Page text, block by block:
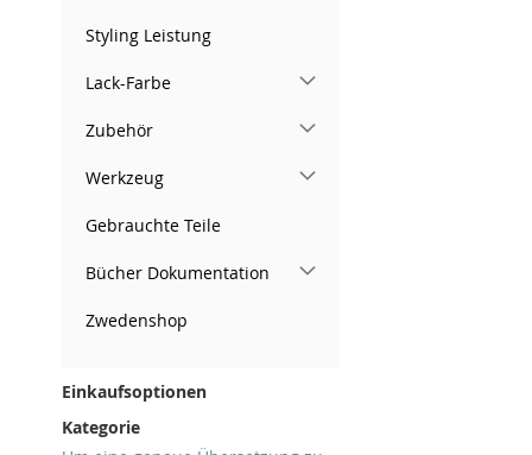
Styling Leistung
Lack-Farbe
Zubehör
Werkzeug
Gebrauchte Teile
Bücher Dokumentation
Zwedenshop
Einkaufsoptionen
Kategorie